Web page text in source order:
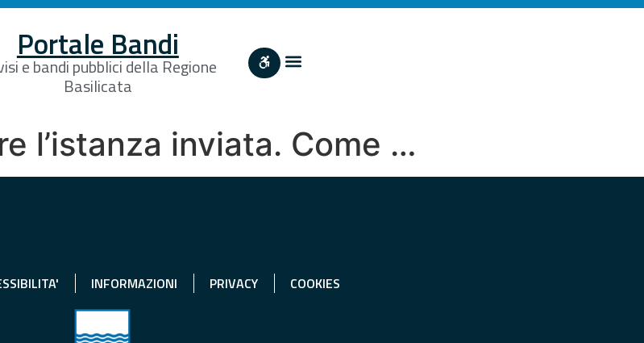
Portale Bandi
e bandi pubblici della Regione
Basilicata
l’istanza inviata. Come …
INFORMAZIONI PRIVACY COOKIES